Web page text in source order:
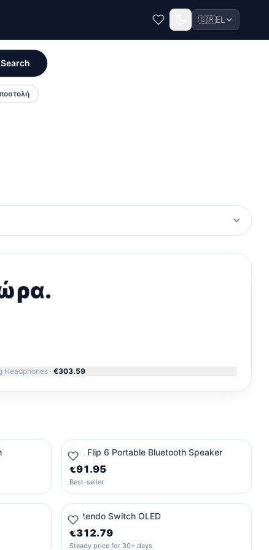
🇬🇷EL
Search
Headphones · €303.59
JBL Flip 6 Portable Bluetooth Speaker
€91.95
Best-seller
Nintendo Switch OLED
€312.79
Steady price for 30+ days